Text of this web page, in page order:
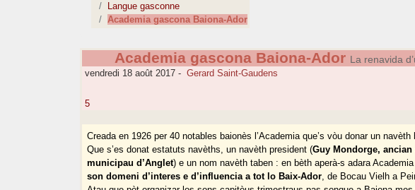
Langue gasconne
Academia gascona Baiona-Ador
Academia gascona Baiona-Ador La renavida
vendredi 18 août 2017 - Gerard Saint-Gaudens
5
Creada en 1926 per 40 notables baionès l’Academia que’s vòu donar un
Que s’es donat estatuts navèths, un navèth president (Guy Mondorge,
municipau d’Anglet) e un nom navèth taben : en bèth aperà-s adara
son domeni d’interes e d’influencia a tot lo Baix-Ador, de Bocau Vielh a